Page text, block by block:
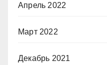
Апрель 2022
Март 2022
Декабрь 2021